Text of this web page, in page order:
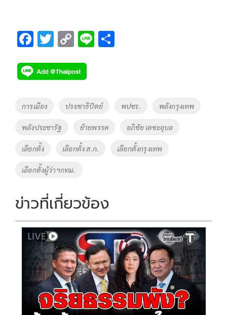
F
e
b
o
o
k
T
tt
er
C
p
y
Li
n
k
Li
Tags
การเมือง ประชาธิปัตย์ พปชร. พลังกรุงเทพ
พลังประชารัฐ ย้ายพรรค อภิชัย เตชะอุบล
เลือกตั้ง เลือกตั้ง ส.ก. เลือกตั้งกรุงเทพ
เลือกตั้งผู้ว่าฯกทม.
ข่าวที่เกี่ยวข้อง